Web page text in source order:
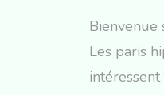
Bienvenue
Les paris
intéressent